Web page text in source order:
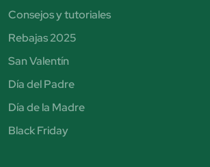
Consejos y tutoriales
Rebajas 2025
San Valentín
Día del Padre
Día de la Madre
Black Friday